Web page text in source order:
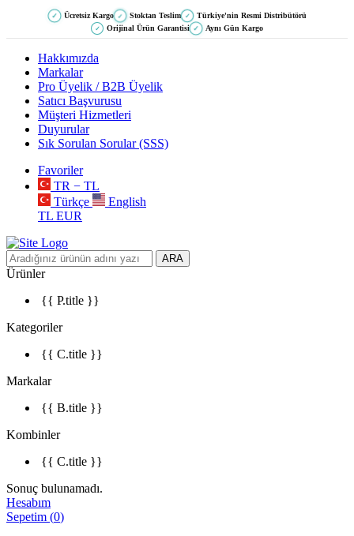
✓ Ücretsiz Kargo ✓ Stoktan Teslim ✓ Türkiye'nin Resmi Distribütörü
✓ Orijinal Ürün Garantisi ✓ Aynı Gün Kargo
Hakkımızda
Markalar
Pro Üyelik / B2B Üyelik
Satıcı Başvurusu
Müşteri Hizmetleri
Duyurular
Sık Sorulan Sorular (SSS)
Favoriler
TR − TL
Türkçe
English
TL EUR
ARA
Ürünler
{{ P.title }}
Kategoriler
{{ C.title }}
Markalar
{{ B.title }}
Kombinler
{{ C.title }}
Sonuç bulunamadı.
Hesabım
Sepetim (0)